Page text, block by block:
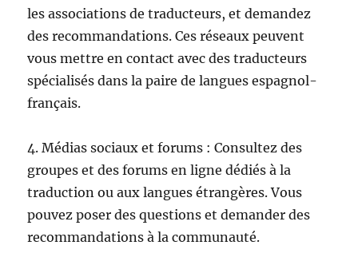
les associations de traducteurs, et demandez
des recommandations. Ces réseaux peuvent
vous mettre en contact avec des traducteurs
spécialisés dans la paire de langues espagnol-
français.
4. Médias sociaux et forums : Consultez des
groupes et des forums en ligne dédiés à la
traduction ou aux langues étrangères. Vous
pouvez poser des questions et demander des
recommandations à la communauté.